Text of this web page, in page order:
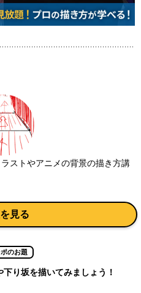
ストやアニメの背景の描き方講
見る
のお題
り坂を描いてみましょう！